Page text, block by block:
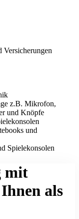
Versicherungen
z.B. Mikrofon,
und Knöpfe
und
Spielekonsolen
mit
als